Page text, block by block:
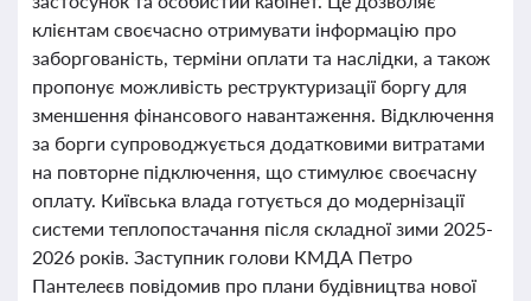
клієнтам своєчасно отримувати інформацію про
заборгованість, терміни оплати та наслідки, а також
пропонує можливість реструктуризації боргу для
зменшення фінансового навантаження. Відключення
за борги супроводжується додатковими витратами
на повторне підключення, що стимулює своєчасну
оплату. Київська влада готується до модернізації
системи теплопостачання після складної зими 2025-
2026 років. Заступник голови КМДА Петро
Пантелеєв повідомив про плани будівництва нової